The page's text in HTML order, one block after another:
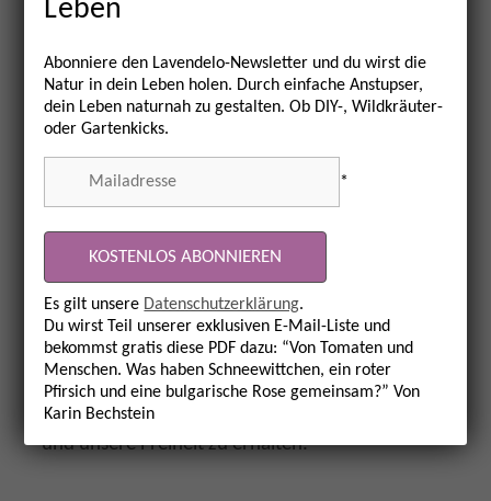
Wofür dasLavendelosteht:
Klimawandel an Bedeutung gewinnen. Wissen
unserer Großeltern, Erfahrungen engagierter
ihren Alltag integrieren, liegen vor der Haustür.
Wir bündeln es und regen zum Nachahmen
an. Wir wollen nicht von der Natur, nicht mit
der Natur, sondern
und unsere Freiheit zu erhalten.
Leben
Abonniere den Lavendelo-Newsletter und du wirst die
Natur in dein Leben holen. Durch einfache Anstupser,
dein Leben naturnah zu gestalten. Ob DIY-, Wildkräuter-
oder Gartenkicks.
*
Es gilt unsere Datenschutzerklärung.
Du wirst Teil unserer exklusiven E-Mail-Liste und
bekommst gratis diese PDF dazu: “Von Tomaten und
Menschen. Was haben Schneewittchen, ein roter
Pfirsich und eine bulgarische Rose gemeinsam?” Von
Karin Bechstein